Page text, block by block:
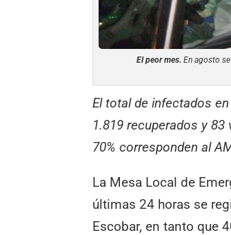
El peor mes. En agosto
El total de infectados
1.819 recuperados y
70% corresponden al
La Mesa Local de
últimas 24 horas se
Escobar, en tanto que